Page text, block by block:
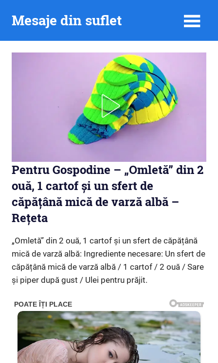
Mesaje din suflet
Pentru Gospodine – „Omletă” din 2
ouă, 1 cartof și un sfert de
căpățână mică de varză albă –
Rețeta
„Omletă” din 2 ouă, 1 cartof și un sfert de căpățână
mică de varză albă: Ingrediente necesare: Un sfert de
căpățână mică de varză albă / 1 cartof / 2 ouă / Sare
și piper după gust / Ulei pentru prăjit.